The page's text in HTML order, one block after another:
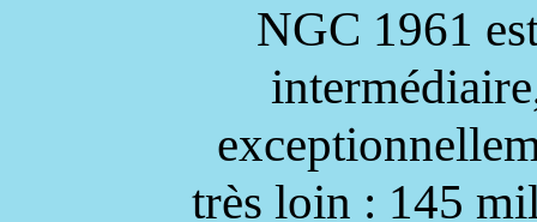
NGC 1961
très loin : 145